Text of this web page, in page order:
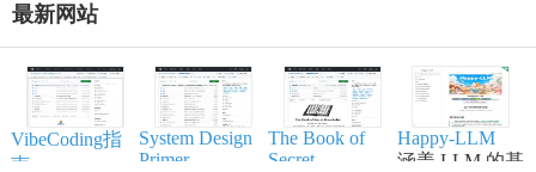
最新网站
VibeCoding指
南
System Design
Primer
The Book of
Secret
Happy-LLM
涵盖 LLM 的基